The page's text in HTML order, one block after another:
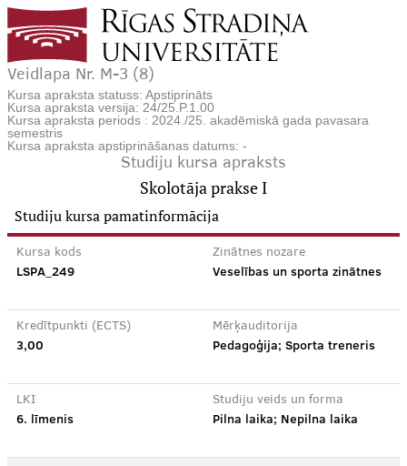
Veidlapa Nr. M-3 (8)
Kursa apraksta statuss: Apstiprināts
Kursa apraksta versija: 24/25.P.1.00
Kursa apraksta periods : 2024./25. akadēmiskā gada pavasara
semestris
Kursa apraksta apstiprināšanas datums: -
Studiju kursa apraksts
Skolotāja prakse I
Studiju kursa pamatinformācija
Kursa kods
LSPA_249
Zinātnes nozare
Veselības un sporta zinātnes
Kredītpunkti (ECTS)
3,00
Mērķauditorija
Pedagoģija; Sporta treneris
LKI
6. līmenis
Studiju veids un forma
Pilna laika; Nepilna laika